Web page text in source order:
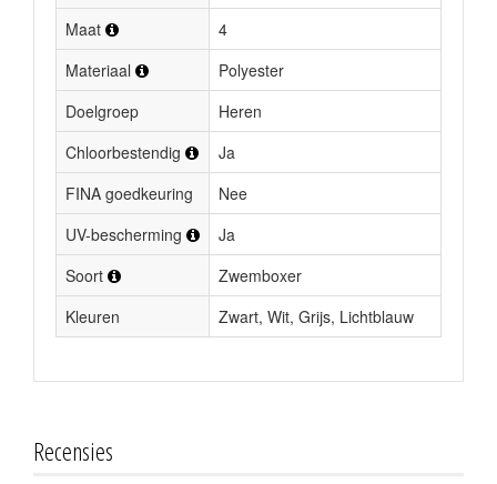
Maat
4
Materiaal
Polyester
Doelgroep
Heren
Chloorbestendig
Ja
FINA goedkeuring
Nee
UV-bescherming
Ja
Soort
Zwemboxer
Kleuren
Zwart, Wit, Grijs, Lichtblauw
Recensies